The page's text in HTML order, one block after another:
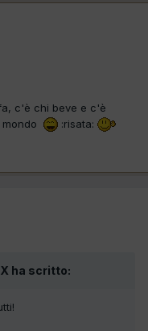
c'è chi beve e c'è
:risata:
ha scritto: